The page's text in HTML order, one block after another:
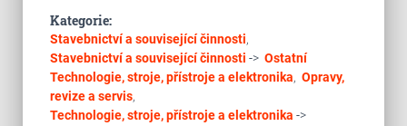
Kategorie:
Stavebnictví a související činnosti,
Stavebnictví a související činnosti -> Ostatní
Technologie, stroje, přístroje a elektronika, Opravy,
revize a servis,
Technologie, stroje, přístroje a elektronika ->